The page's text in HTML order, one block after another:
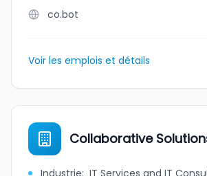
co.bot
Voir les emplois et détails
Collaborative
Industrie: IT Services and IT